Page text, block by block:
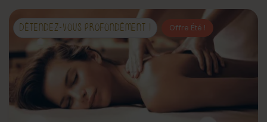
DÉTENDEZ-VOUS PROFONDÉMENT ! Offre Été !